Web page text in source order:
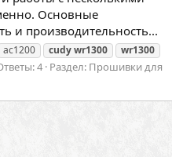
Основные
и производительность...
ac1200 cudywr1300
wr1300
4 Раздел: Прошивки для